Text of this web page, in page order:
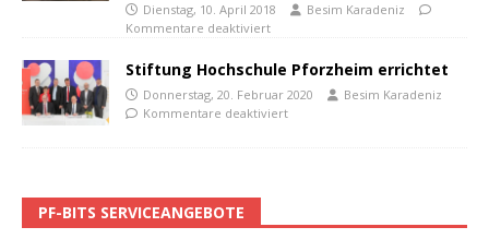
Dienstag, 10. April 2018
Besim Karadeniz
Kommentare deaktiviert
Stiftung Hochschule Pforzheim errichtet
Donnerstag, 20. Februar 2020
Besim Karadeniz
Kommentare deaktiviert
PF-BITS SERVICEANGEBOTE